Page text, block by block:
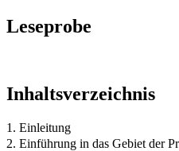
Leseprobe
Inhaltsverzeichnis
1. Einleitung
2. Einführung in das Gebiet der